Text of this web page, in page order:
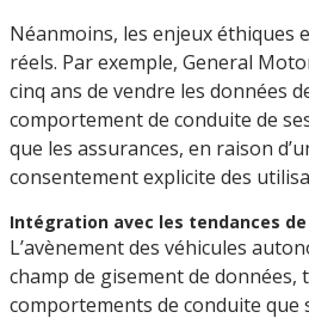
Néanmoins, les enjeux éthiques
réels. Par exemple, General
cinq ans de vendre les données
comportement de conduite de
que les assurances, en raison
consentement explicite des
Intégration avec les tendances
L’avènement des véhicules
champ de gisement de données,
comportements de conduite que